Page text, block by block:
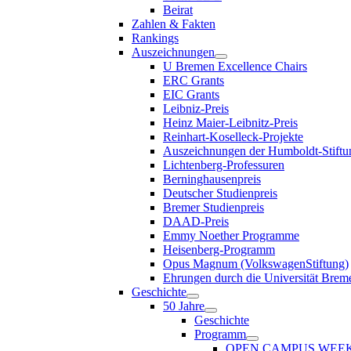
Beirat
Zahlen & Fakten
Rankings
Auszeichnungen
U Bremen Excellence Chairs
ERC Grants
EIC Grants
Leibniz-Preis
Heinz Maier-Leibnitz-Preis
Reinhart-Koselleck-Projekte
Auszeichnungen der Humboldt-
Lichtenberg-Professuren
Berninghausenpreis
Deutscher Studienpreis
Bremer Studienpreis
DAAD-Preis
Emmy Noether Programme
Heisenberg-Programm
Opus Magnum (VolkswagenStiftung)
Ehrungen durch die Universität
Geschichte
50 Jahre
Geschichte
Programm
OPEN CAMPUS